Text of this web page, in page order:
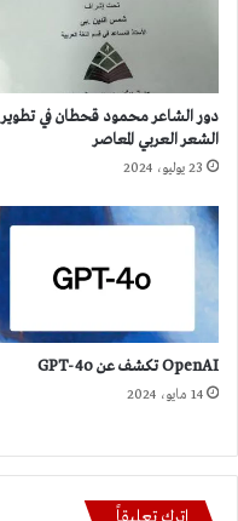
دور الشاعر محمود قحطان في تطوير
الشعر العربي المعاصر
23 يوليو، 2024
OpenAI تكشف عن GPT-4o
14 مايو، 2024